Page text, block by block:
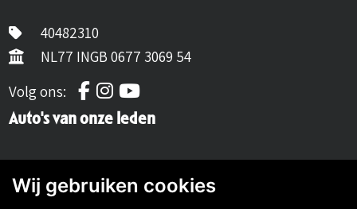
40482310
NL77 INGB 0677 3069 54
Volg ons:
Volg ons op Facebook
Volg ons op Instagram
Volg ons op YouTube
Auto's van onze leden
Wij gebruiken cookies